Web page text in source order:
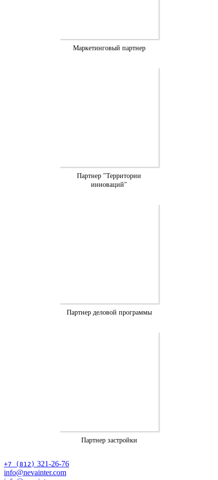
Маркетинговый партнер
Партнер "Территории
инноваций"
Партнер деловой программы
Партнер застройки
+7 (812) 321-26-76
info@nevainter.com